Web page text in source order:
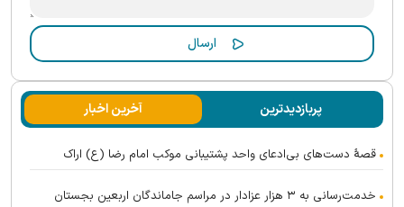
پربازدیدترین آخرین اخبار
قصهٔ دست‌های بی‌ادعای واحد پشتیبانی موکب امام رضا (ع) اراک
خدمت‌رسانی به ۳ هزار عزادار در مراسم جاماندگان اربعین بجستان